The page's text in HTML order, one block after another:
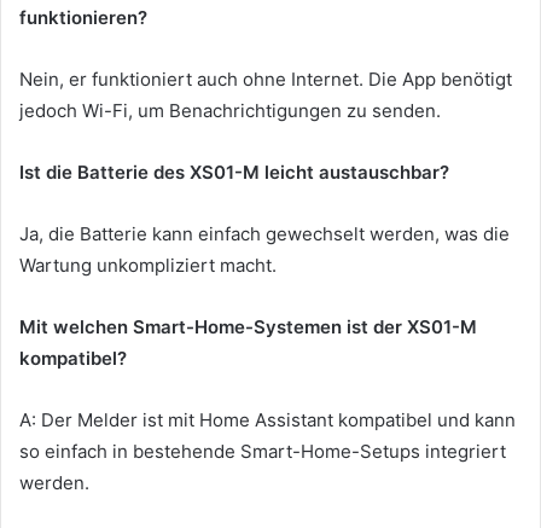
funktionieren?
Nein, er funktioniert auch ohne Internet. Die App benötigt
jedoch Wi-Fi, um Benachrichtigungen zu senden.
Ist die Batterie des XS01-M leicht austauschbar?
Ja, die Batterie kann einfach gewechselt werden, was die
Wartung unkompliziert macht.
Mit welchen Smart-Home-Systemen ist der XS01-M
kompatibel?
A: Der Melder ist mit Home Assistant kompatibel und kann
so einfach in bestehende Smart-Home-Setups integriert
werden.